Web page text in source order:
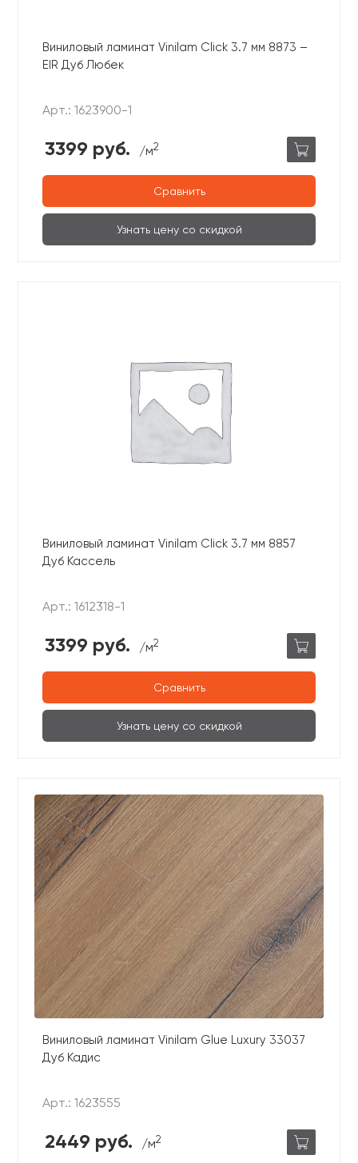
Виниловый ламинат Vinilam Click 3.7 мм 8873 –
EIR Дуб Любек
Арт.: 1623900-1
3399 руб. /м2
Сравнить
Узнать цену со скидкой
Виниловый ламинат Vinilam Click 3.7 мм 8857
Дуб Кассель
Арт.: 1612318-1
3399 руб. /м2
Сравнить
Узнать цену со скидкой
Виниловый ламинат Vinilam Glue Luxury 33037
Дуб Кадис
Арт.: 1623555
2449 руб. /м2